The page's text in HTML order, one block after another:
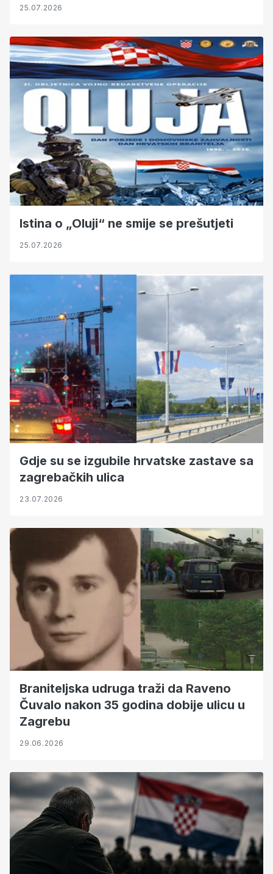
25.07.2026
Istina o „Oluji“ ne smije se prešutjeti
25.07.2026
Gdje su se izgubile hrvatske zastave sa
zagrebačkih ulica
23.07.2026
Braniteljska udruga traži da Raveno
Čuvalo nakon 35 godina dobije ulicu u
Zagrebu
29.06.2026